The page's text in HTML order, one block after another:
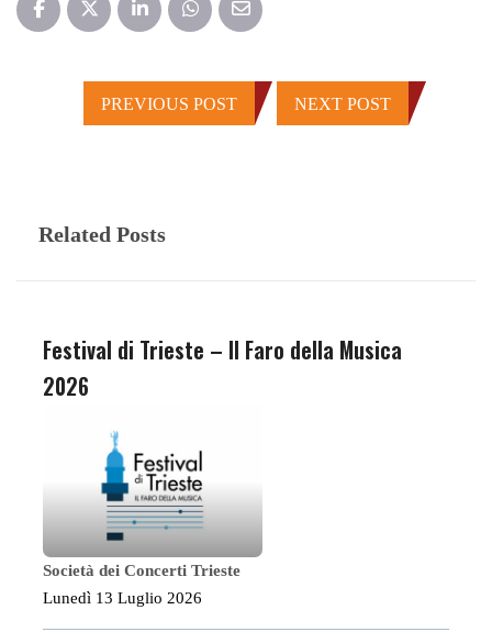
PREVIOUS POST NEXT POST
Related Posts
Festival di Trieste – Il Faro della Musica
2026
Società dei Concerti Trieste
Lunedì 13 Luglio 2026